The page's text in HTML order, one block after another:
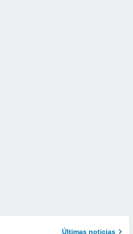
Últimas noticias